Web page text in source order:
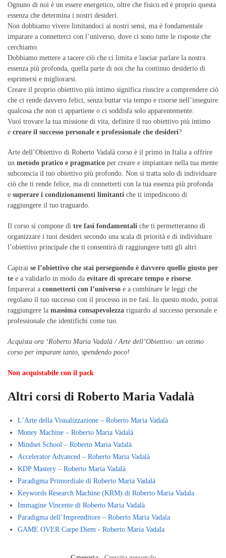
Ognuno di noi è un essere energetico, oltre che fisico ed è proprio questa
essenza che determina i nostri desideri.
Non dobbiamo vivere limitandoci ai nostri sensi, ma è fondamentale
imparare a connetterci con l’universo, dove ci sono tutte le risposte che
cerchiamo.
Dobbiamo mettere a tacere ciò che ci limita e lasciar parlare la nostra
essenza più profonda, quella parte di noi che ha continuo desiderio di
esprimersi e migliorarsi.
Creare il proprio obiettivo più intimo significa riuscire a comprendere ciò
che ci rende davvero felici, senza buttar via tempo e risorse nell’inseguire
qualcosa che non ci appartiene o ci soddisfa solo apparentemente.
Vuoi trovare la tua missione di vita, definire il tuo obiettivo più intimo
e creare il successo personale e professionale che desideri?
Arte dell’Obiettivo di Roberto Vadalà corso è il primo in Italia a offrire
un metodo pratico e pragmatico per creare e impiantare nella tua mente
subconscia il tuo obiettivo più profondo. Non si tratta solo di individuare
ciò che ti rende felice, ma di connetterti con la tua essenza più profonda
e superare i condizionamenti limitanti che ti impediscono di
raggiungere il tuo traguardo.
Il corso si compone di tre fasi fondamentali che ti permetteranno di
organizzare i tuoi desideri secondo una scala di priorità e di individuare
l’obiettivo principale che ti consentirà di raggiungere tutti gli altri.
Capirai se l’obiettivo che stai perseguendo è davvero quello giusto per
te e a validarlo in modo da evitare di sprecare tempo e risorse.
Imparerai a connetterti con l’universo e a combinare le leggi che
regolano il tuo successo con il processo in tre fasi. In questo modo, potrai
raggiungere la massima consapevolezza riguardo al successo personale e
professionale che identifichi come tuo.
Acquista ora ‘Roberto Maria Vadalà / Arte dell’Obiettivo: un ottimo
corso per imparare tanto, spendendo poco!
Non acquistabile con il pack
Altri corsi di Roberto Maria Vadalà
L’Arte della Visualizzazione – Roberto Maria Vadalà
Money Machine – Roberto Maria Vadalà
Mindset School – Roberto Maria Vadalà
Accelerator Advanced – Roberto Maria Vadalà
KDP Mastery – Roberto Maria Vadalà
Paradigma Primordiale di Roberto Maria Vadalà
Keywords Research Machine (KRM) di Roberto Maria Vadala
Immagine Vincente di Roberto Maria Vadalà
Paradigma dell’Imprenditore – Roberto Maria Vadala
GAME OVER Carpe Diem - Roberto Maria Vadala